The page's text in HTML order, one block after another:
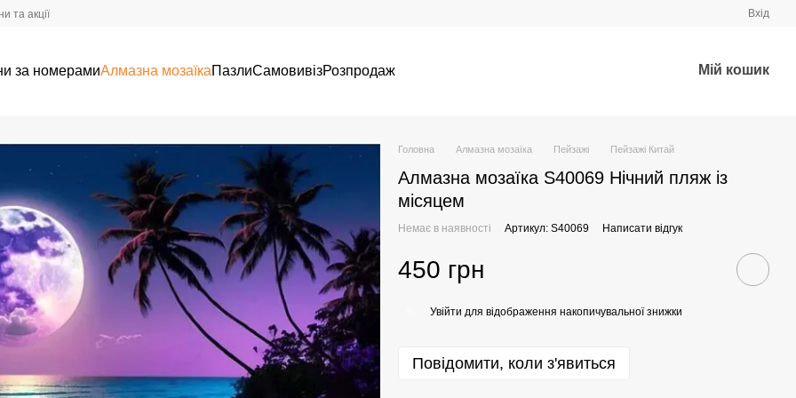
та акції Вхід
за номерамиАлмазна мозаїкаПазлиСамовивізРозпродаж Мій кошик
Головна Алмазна мозаїка Пейзажі Пейзажі Китай
Алмазна мозаїка S40069 Нічний пляж із
місяцем
Немає в наявності Артикул: S40069 Написати відгук
450 грн
Увійти для відображення накопичувальної знижки
Повідомити, коли з'явиться